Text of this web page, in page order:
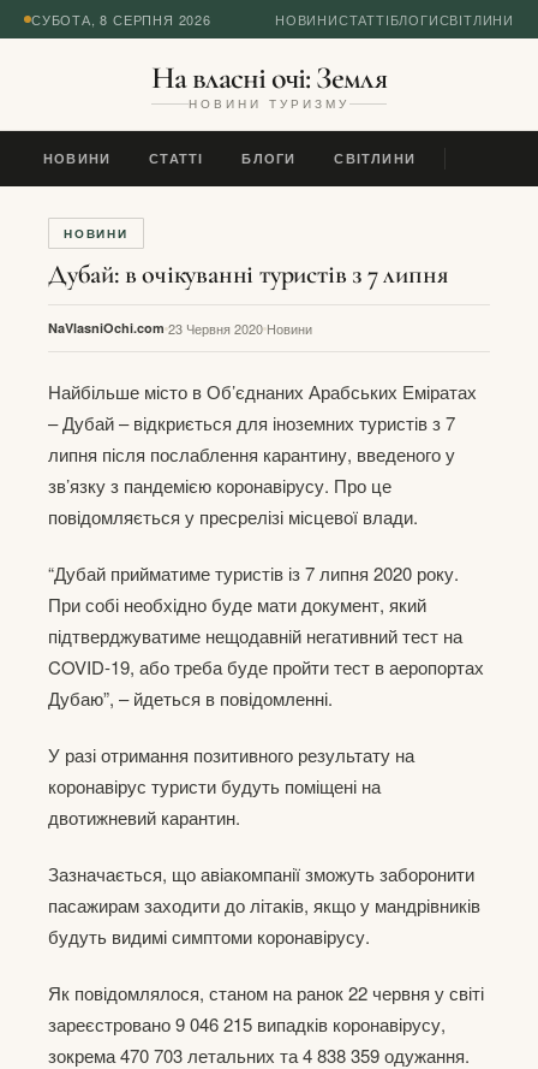
СУБОТА, 8 СЕРПНЯ 2026 НОВИНИСТАТТІБЛОГИСВІТЛИНИ
На власні очі: Земля
НОВИНИ ТУРИЗМУ
НОВИНИ СТАТТІ БЛОГИ СВІТЛИНИ
НОВИНИ
Дубай: в очікуванні туристів з 7 липня
NaVlasniOchi.com 23 Червня 2020 Новини
Найбільше місто в Об’єднаних Арабських Еміратах
– Дубай – відкриється для іноземних туристів з 7
липня після послаблення карантину, введеного у
зв’язку з пандемією коронавірусу. Про це
повідомляється у пресрелізі місцевої влади.
“Дубай прийматиме туристів із 7 липня 2020 року.
При собі необхідно буде мати документ, який
підтверджуватиме нещодавній негативний тест на
COVID-19, або треба буде пройти тест в аеропортах
Дубаю”, – йдеться в повідомленні.
У разі отримання позитивного результату на
коронавірус туристи будуть поміщені на
двотижневий карантин.
Зазначається, що авіакомпанії зможуть заборонити
пасажирам заходити до літаків, якщо у мандрівників
будуть видимі симптоми коронавірусу.
Як повідомлялося, станом на ранок 22 червня у світі
зареєстровано 9 046 215 випадків коронавірусу,
зокрема 470 703 летальних та 4 838 359 одужання.